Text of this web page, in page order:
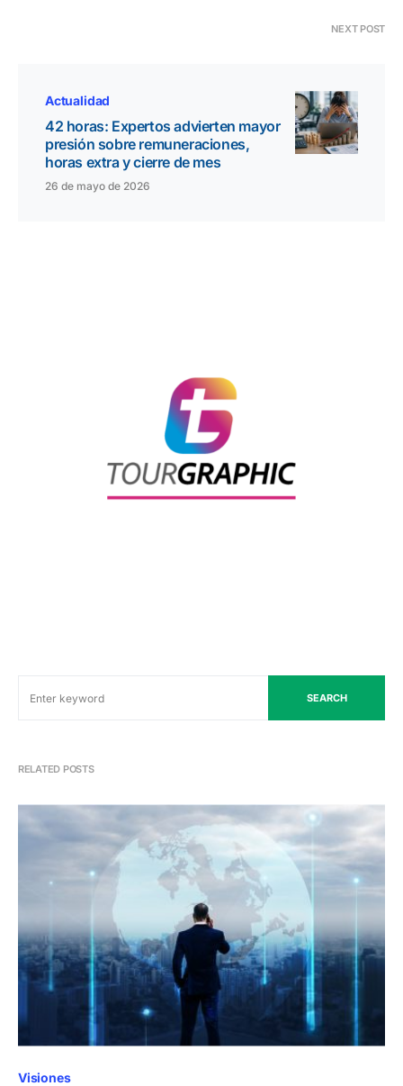
NEXT POST
Actualidad
42 horas: Expertos advierten mayor
presión sobre remuneraciones,
horas extra y cierre de mes
26 de mayo de 2026
SEARCH
RELATED POSTS
Visiones